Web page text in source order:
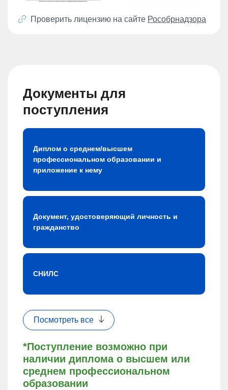
Проверить лицензию на сайте Рособрнадзора
Документы для
поступления
*Поступление возможно при
наличии диплома о высшем или
среднем профессиональном
образовании
Диплом о среднем/высшем
профессиональном образовании и
приложение к нему
Документ, удостоверяющий личность и
гражданство
СНИЛС
Посмотреть все